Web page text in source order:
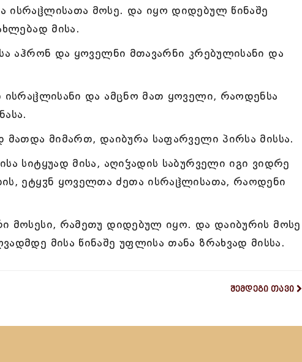
მოსე. და იყო დიდებულ წინაშე
მისა.
აჰრონ და ყოველნი მთავარნი კრებულისანი და
ისრაჱლისანი და ამცნო მათ ყოველი, რაოდენსა
მათდა მიმართ, დაიბურა საფარველი პირსა მისსა.
სიტყუად მისა, აღიჴადის საბურველი იგი ვიდრე
ეტყჳნ ყოველთა ძეთა ისრაჱლისათა, რაოდენი
მოსესი, რამეთუ დიდებულ იყო. და დაიბურის მოსე
მისა წინაშე უფლისა თანა ზრახვად მისსა.
შემდეგი თავი